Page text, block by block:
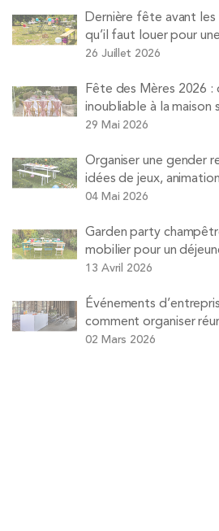
Dernière fête avant les
qu’il faut louer pour
avec Pops
26 Juillet 2026
Fête des Mères 2026 :
inoubliable à la maison
la vaisselle
29 Mai 2026
Organiser une gender
idées de jeux,
04 Mai 2026
Garden party
mobilier pour un
13 Avril 2026
Événements
comment organiser
durables
02 Mars 2026